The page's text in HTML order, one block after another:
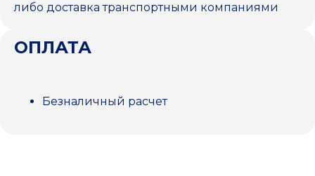
либо доставка транспортными компаниями
ОПЛАТА
Безналичный расчет